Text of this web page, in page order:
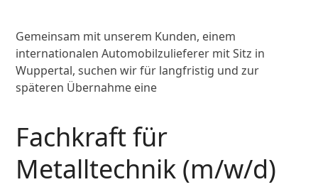
Gemeinsam mit unserem Kunden, einem
internationalen Automobilzulieferer mit Sitz in
Wuppertal, suchen wir für langfristig und zur
späteren Übernahme eine
Fachkraft für
Metalltechnik (m/w/d)